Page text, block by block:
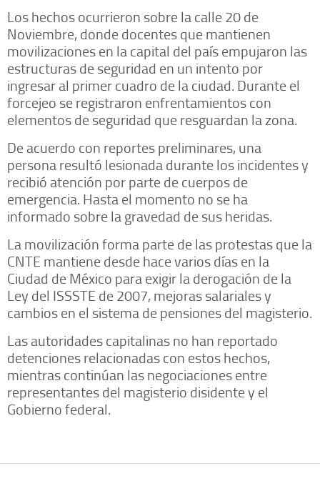
Los hechos ocurrieron sobre la calle 20 de
Noviembre, donde docentes que mantienen
movilizaciones en la capital del país empujaron las
estructuras de seguridad en un intento por
ingresar al primer cuadro de la ciudad. Durante el
forcejeo se registraron enfrentamientos con
elementos de seguridad que resguardan la zona.
De acuerdo con reportes preliminares, una
persona resultó lesionada durante los incidentes y
recibió atención por parte de cuerpos de
emergencia. Hasta el momento no se ha
informado sobre la gravedad de sus heridas.
La movilización forma parte de las protestas que la
CNTE mantiene desde hace varios días en la
Ciudad de México para exigir la derogación de la
Ley del ISSSTE de 2007, mejoras salariales y
cambios en el sistema de pensiones del magisterio.
Las autoridades capitalinas no han reportado
detenciones relacionadas con estos hechos,
mientras continúan las negociaciones entre
representantes del magisterio disidente y el
Gobierno federal.